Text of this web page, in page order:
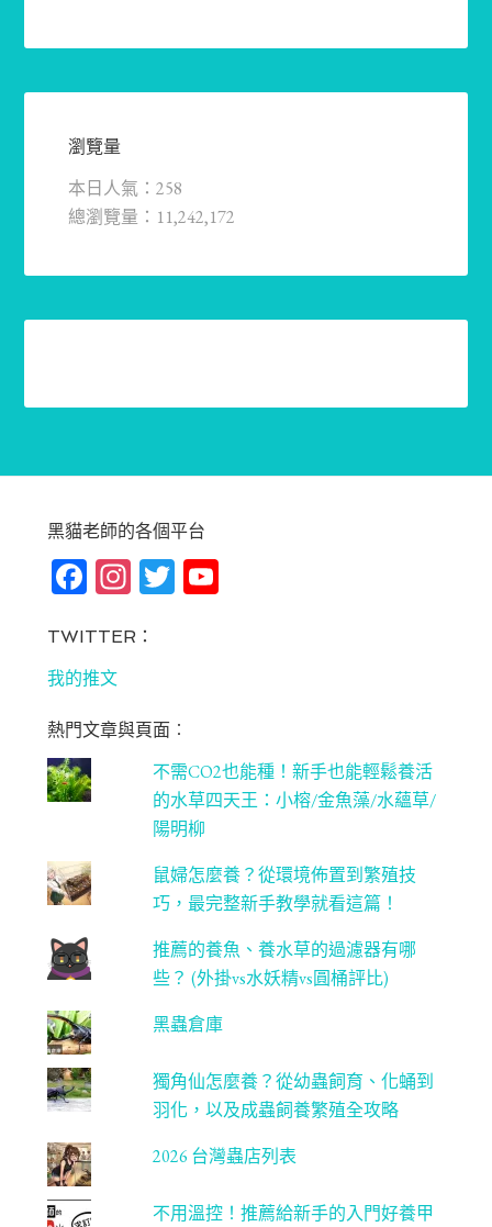
瀏覽量
本日人氣：258
總瀏覽量：11,242,172
黑貓老師的各個平台
Fa
bo
ok
In
ag
m
T Yo
C
ha
n
ne
l
TWITTER：
我的推文
熱門文章與頁面︰
不需CO2也能種！新手也能輕鬆養活
的水草四天王：小榕/金魚藻/水蘊草/
陽明柳
鼠婦怎麼養？從環境佈置到繁殖技
巧，最完整新手教學就看這篇！
推薦的養魚、養水草的過濾器有哪
些？ (外掛vs水妖精vs圓桶評比)
黑蟲倉庫
獨角仙怎麼養？從幼蟲飼育、化蛹到
羽化，以及成蟲飼養繁殖全攻略
2026 台灣蟲店列表
不用溫控！推薦給新手的入門好養甲